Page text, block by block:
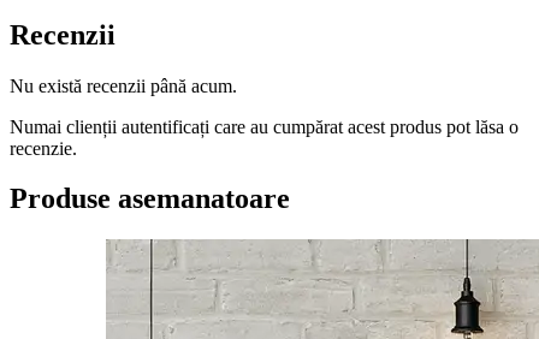
Recenzii
Nu există recenzii până acum.
Numai clienții autentificați care au cumpărat acest produs pot lăsa o
recenzie.
Produse asemanatoare